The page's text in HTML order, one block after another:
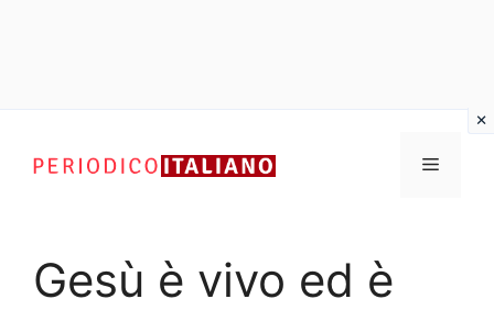
contenuto
Menu
Gesù è vivo ed è